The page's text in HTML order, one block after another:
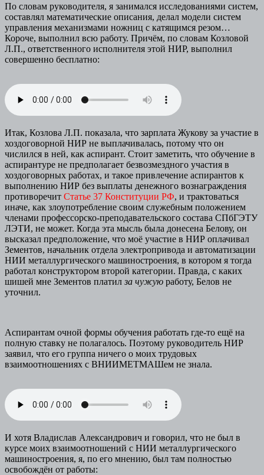
По словам руководителя, я занимался исследованиями систем,
составлял математические описания, делал модели систем
управления механизмами ножниц с катящимся резом…
Короче, выполнил всю работу. Причём, по словам Козловой
Л.П., ответственного исполнителя этой НИР, выполнил
совершенно бесплатно:
Итак, Козлова Л.П. показала, что зарплата Жукову за участие в
хоздоговорной НИР не выплачивалась, потому что он
числился в ней, как аспирант. Стоит заметить, что обучение в
аспирантуре не предполагает безвозмездного участия в
хоздоговорных работах, и такое привлечение аспирантов к
выполнению НИР без выплаты денежного вознаграждения
противоречит Статье 37 Конституции РФ, и трактоваться
иначе, как злоупотребление своим служебным положением
членами профессорско-преподавательского состава СПбГЭТУ
ЛЭТИ, не может. Когда эта мысль была донесена Белову, он
высказал предположение, что моё участие в НИР оплачивал
Зементов, начальник отдела электропривода и автоматизации
НИИ металлургического машиностроения, в котором я тогда
работал конструктором второй категории. Правда, с каких
шишей мне Зементов платил за чужую работу, Белов не
уточнил.
Аспирантам очной формы обучения работать где-то ещё на
полную ставку не полагалось. Поэтому руководитель НИР
заявил, что его группа ничего о моих трудовых
взаимоотношениях с ВНИИМЕТМАШем не знала.
И хотя Владислав Александрович и говорил, что не был в
курсе моих взаимоотношений с НИИ металлургического
машиностроения, я, по его мнению, был там полностью
освобождён от работы: